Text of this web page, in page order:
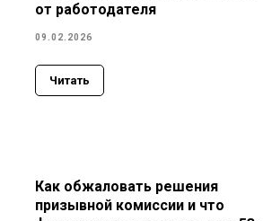
от работодателя
09.02.2026
Читать
Как обжаловать решения
призывной комиссии и что